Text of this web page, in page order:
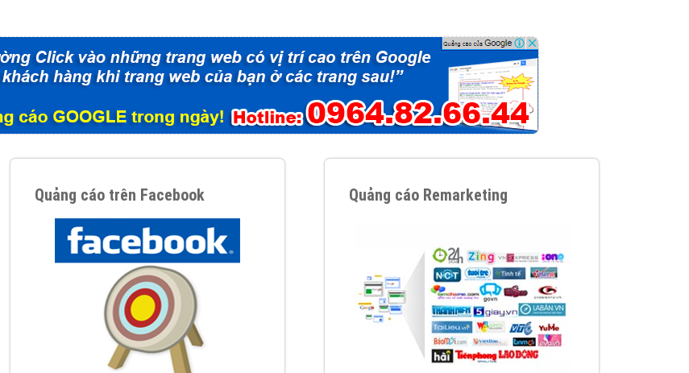
Website cho doanh nghiệp mình
. Đừng chần chừ hãy nhấc máy lên và gọi ngay cho chúng tôi theo
để được tư vấn chuyên sâu về giải pháp marketing hiệu quả cho doanh nghiệp bạn!